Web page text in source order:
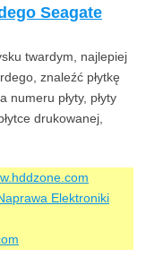
Seagate
twardym, najlepiej
znaleźć płytkę
płyty, płyty
drukowanej,
Elektroniki